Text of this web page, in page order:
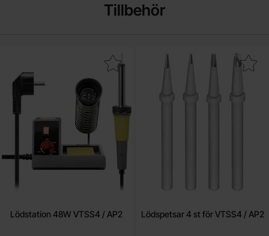
Tillbehör
Lödstation 48W VTSS4 / AP2
Makera lödstation 48W VTSS4 / AP2 som favorit
Lödspetsar 4 st för VTSS4 / AP2
Makera lödspetsar 4 st för